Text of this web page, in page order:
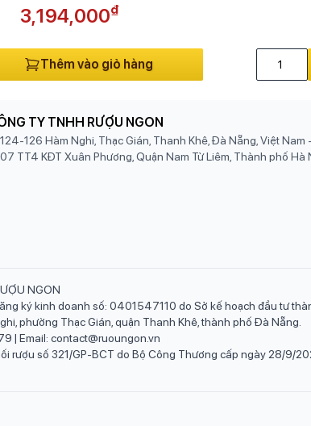
3,194,000₫
Thêm vào giỏ hàng
TY TNHH RƯỢU NGON
124-126 Hàm Nghi, Thạc Gián, Thanh Khê, Đà Nẵng, Việt Nam -
07 TT4 KĐT Xuân Phương, Quận Nam Từ Liêm, Thành phố Hà
NGON
ký kinh doanh số: 0401547110 do Sở kế hoạch đầu tư
phường Thạc Gián, quận Thanh Khê, thành phố Đà Nẵng.
| Email: contact@ruoungon.vn
rượu số 321/GP-BCT do Bộ Công Thương cấp ngày 28/9/